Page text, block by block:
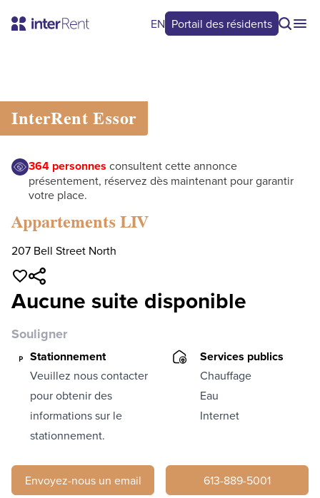
EN Portail des résidents
0/ 0
InterRent Essor
364 personnes consultent cette annonce
présentement, réservez dès maintenant pour garantir
votre place.
Appartements LIV
207 Bell Street North
Aucune suite disponible
Souligner
Stationnement
Veuillez nous contacter
pour obtenir des
informations sur le
stationnement.
Services publics
Chauffage
Eau
Internet
Envoyez-nous un email 613-889-5001